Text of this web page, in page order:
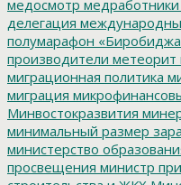
медосмотр медработники
делегация
полумарафон
производители метеорит
миграционная политика
миграция
Минвостокразвития
минимальный размер
министерство
просвещения министр